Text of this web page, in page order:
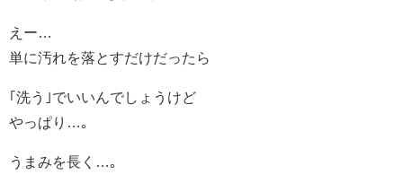
えー…
単に汚れを落とすだけだったら
｢洗う｣でいいんでしょうけど
やっぱり…｡
うまみを長く…｡